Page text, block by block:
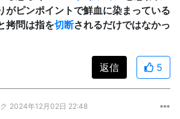
がピンポイントで鮮血に染まっている
拷問は指を切断されるだけではなかっ
返信 5
2024年12月02日 22:48